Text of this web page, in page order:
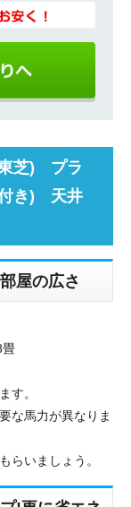
芝) プラ
付き) 天井
屋の広さ
す。
な馬力が異なりま
らいましょう。